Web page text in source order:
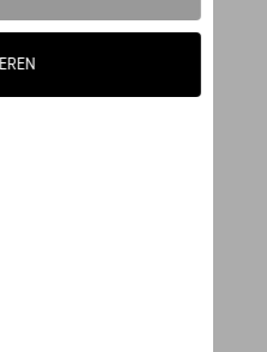
WIT - XL